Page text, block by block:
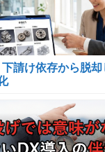
下請け依存から脱